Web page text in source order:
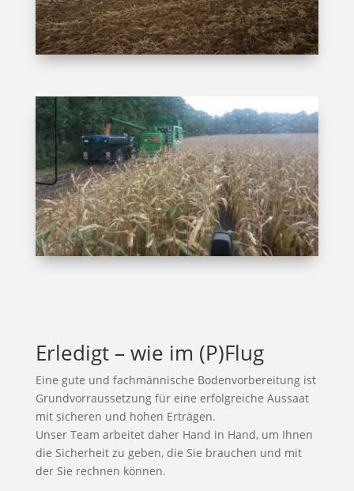
Erledigt – wie im (P)Flug
Eine gute und fachmännische Bodenvorbereitung ist
Grundvorraussetzung für eine erfolgreiche Aussaat
mit sicheren und hohen Erträgen.
Unser Team arbeitet daher Hand in Hand, um Ihnen
die Sicherheit zu geben, die Sie brauchen und mit
der Sie rechnen können.